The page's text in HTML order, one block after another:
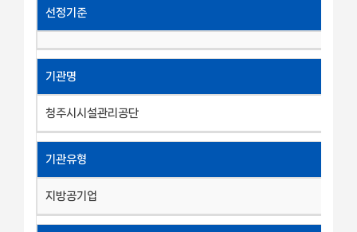
선정기준
기관명
청주시시설관리공단
기관유형
지방공기업